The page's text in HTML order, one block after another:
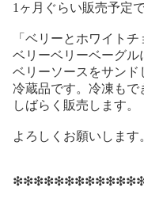
1ヶ月ぐらい販売予定で
「ベリーとホワイトチ
ベリーベリーベーグル
ベリーソースをサンド
冷蔵品です。冷凍もで
しばらく販売します。
よろしくお願いしま